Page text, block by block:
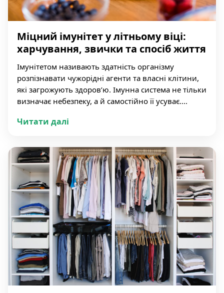
Міцний імунітет у літньому віці:
харчування, звички та спосіб життя
Імунітетом називають здатність організму
розпізнавати чужорідні агенти та власні клітини,
які загрожують здоров’ю. Імунна система не тільки
визначає небезпеку, а й самостійно її усуває....
Читати далі